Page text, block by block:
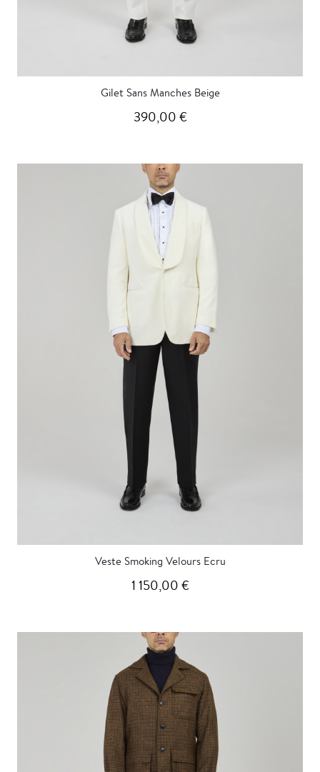
Gilet Sans Manches Beige
390,00 €
Veste Smoking Velours Ecru
1 150,00 €